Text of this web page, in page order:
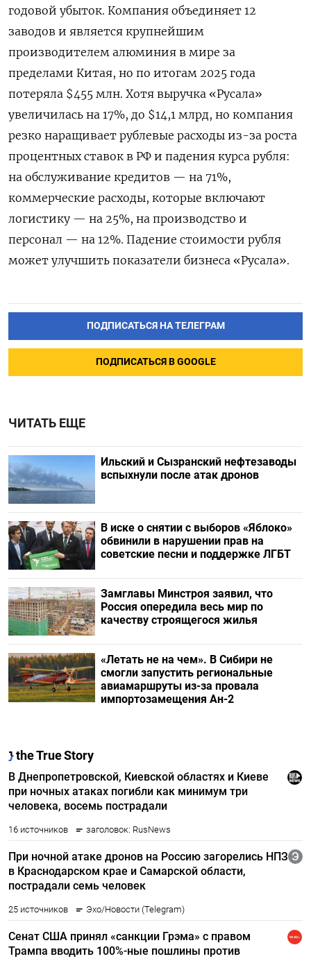
годовой убыток. Компания объединяет 12
заводов и является крупнейшим
производителем алюминия в мире за
пределами Китая, но по итогам 2025 года
потеряла $455 млн. Хотя выручка «Русала»
увеличилась на 17%, до $14,1 млрд, но компания
резко наращивает рублевые расходы из-за роста
процентных ставок в РФ и падения курса рубля:
на обслуживание кредитов — на 71%,
коммерческие расходы, которые включают
логистику — на 25%, на производство и
персонал — на 12%. Падение стоимости рубля
может улучшить показатели бизнеса «Русала».
ПОДПИСАТЬСЯ НА ТЕЛЕГРАМ
ПОДПИСАТЬСЯ В GOOGLE
ЧИТАТЬ ЕЩЕ
Ильский и Сызранский нефтезаводы
вспыхнули после атак дронов
В иске о снятии с выборов «Яблоко»
обвинили в нарушении прав на
советские песни и поддержке ЛГБТ
Замглавы Минстроя заявил, что
Россия опередила весь мир по
качеству строящегося жилья
«Летать не на чем». В Сибири не
смогли запустить региональные
авиамаршруты из-за провала
импортозамещения Ан-2